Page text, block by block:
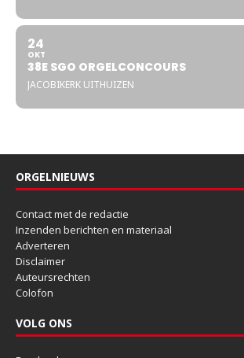
24
OKT
38E SGO ORGELCONCOURS
JACOBIKERK UITHUIZEN
ORGELNIEUWS
Contact met de redactie
Inzenden berichten en materiaal
Adverteren
Disclaimer
Auteursrechten
Colofon
VOLG ONS